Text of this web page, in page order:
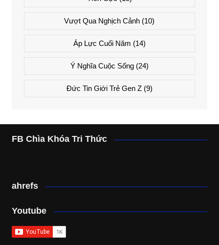
Vượt Qua Nghịch Cảnh (10)
Áp Lực Cuối Năm (14)
Ý Nghĩa Cuộc Sống(24)
Đức Tin Giới Trẻ Gen Z(9)
FB Chìa Khóa Tri Thức
ahrefs
Youtube